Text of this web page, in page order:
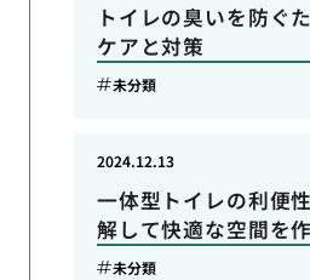
トイレの臭いを防ぐ
ケアと対策
未分類
一体型トイレの利便
解して快適な空間を
2024.12.13
未分類